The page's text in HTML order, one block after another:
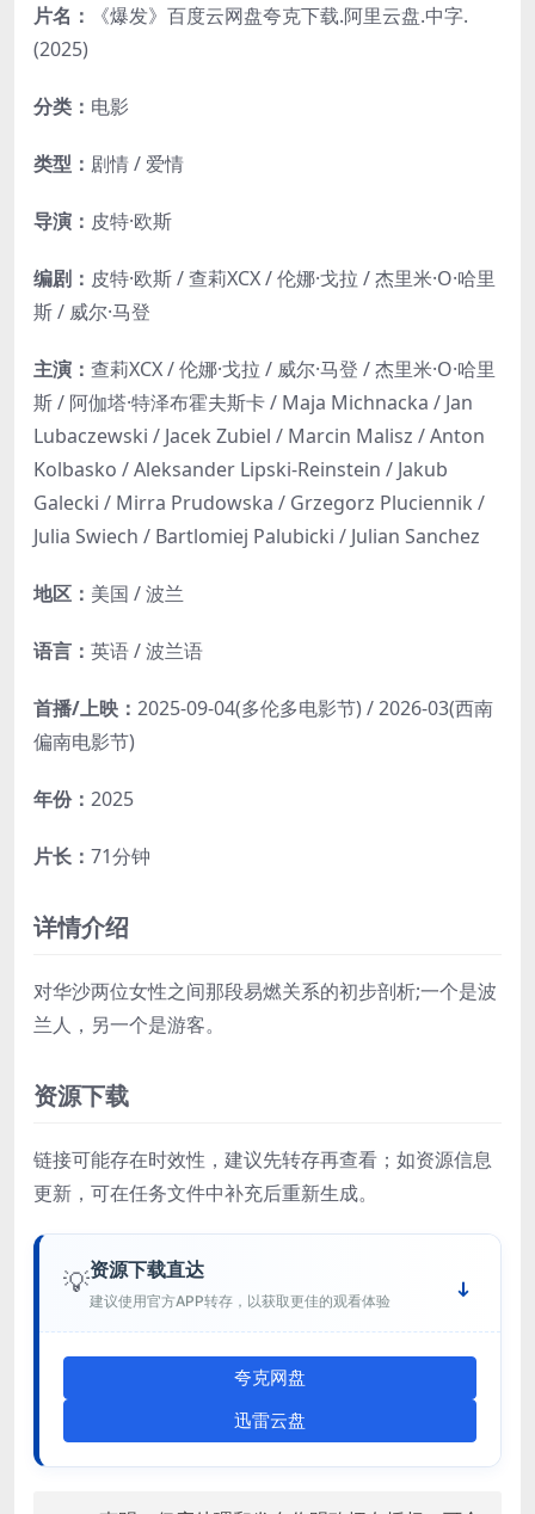
片名：
《爆发》百度云网盘夸克下载.阿里云盘.中字.
(2025)
分类： 电影
类型： 剧情 / 爱情
导演： 皮特·欧斯
编剧： 皮特·欧斯 / 查莉XCX / 伦娜·戈拉 / 杰里米·O·哈里
斯 / 威尔·马登
主演： 查莉XCX / 伦娜·戈拉 / 威尔·马登 / 杰里米·O·哈里
斯 / 阿伽塔·特泽布霍夫斯卡 / Maja Michnacka / Jan
Lubaczewski / Jacek Zubiel / Marcin Malisz / Anton
Kolbasko / Aleksander Lipski-Reinstein / Jakub
Galecki / Mirra Prudowska / Grzegorz Pluciennik /
Julia Swiech / Bartlomiej Palubicki / Julian Sanchez
地区： 美国 / 波兰
语言： 英语 / 波兰语
首播/上映： 2025-09-04(多伦多电影节) / 2026-03(西南
偏南电影节)
年份： 2025
片长： 71分钟
详情介绍
对华沙两位女性之间那段易燃关系的初步剖析;一个是波
兰人，另一个是游客。
资源下载
链接可能存在时效性，建议先转存再查看；如资源信息
更新，可在任务文件中补充后重新生成。
💡资源下载直达
建议使用官方APP转存，以获取更佳的观看体验
夸克网盘
迅雷云盘